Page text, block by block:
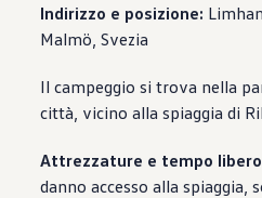
Indirizzo e posizione:
Malmö, Svezia
Il campeggio si trova nella
città, vicino alla spiaggia di
Attrezzature e tempo
danno accesso alla